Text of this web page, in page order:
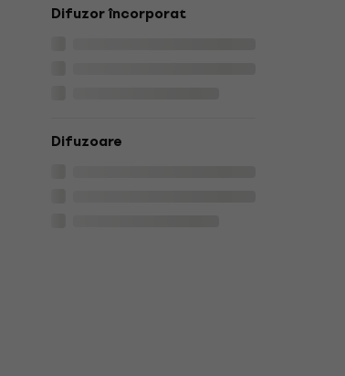
Difuzor încorporat
Difuzoare